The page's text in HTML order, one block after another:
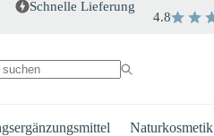
Schnelle Lieferung
4.8
Naturkosmetik